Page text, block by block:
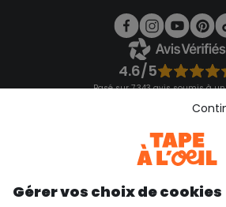
4.6/5
Basé sur 7 343 avis soumis à
Consulter les CGU
Gérer vos choix de cookies